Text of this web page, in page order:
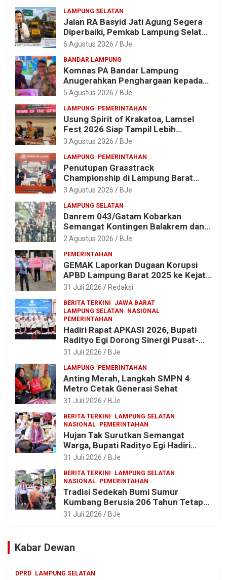
LAMPUNG SELATAN
Jalan RA Basyid Jati Agung Segera
Diperbaiki, Pemkab Lampung Selatan
Alokasikan Rp1,13 Miliar
6 Agustus 2026 BJe
BANDAR LAMPUNG
Komnas PA Bandar Lampung
Anugerahkan Penghargaan kepada
Kombes Pol. Alfret Jacob Tilukay
5 Agustus 2026 BJe
LAMPUNG PEMERINTAHAN
Usung Spirit of Krakatoa, Lamsel
Fest 2026 Siap Tampil Lebih
Spektakuler dengan Empat Event
3 Agustus 2026 BJe
LAMPUNG PEMERINTAHAN
Penutupan Grasstrack
Championship di Lampung Barat
Meriah, Dihadiri Ribuan Penonton; Ini
3 Agustus 2026 BJe
LAMPUNG SELATAN
Danrem 043/Gatam Kobarkan
Semangat Kontingen Balakrem dan
Yonif 143/TWEJ di Pembukaan
XXI/Radin Inten
2 Agustus 2026 BJe
PEMERINTAHAN
GEMAK Laporkan Dugaan Korupsi
APBD Lampung Barat 2025 ke Kejati
Lampung, Soroti Proyek Jalan
31 Juli 2026 Redaksi
BERITA TERKINI
JAWA BARAT
LAMPUNG SELATAN
NASIONAL
PEMERINTAHAN
Hadiri Rapat APKASI 2026, Bupati
Radityo Egi Dorong Sinergi Pusat-
Daerah untuk Percepat
31 Juli 2026 BJe
LAMPUNG PEMERINTAHAN
Anting Merah, Langkah SMPN 4
Metro Cetak Generasi Sehat
31 Juli 2026 BJe
BERITA TERKINI
LAMPUNG SELATAN
NASIONAL
PEMERINTAHAN
Hujan Tak Surutkan Semangat
Warga, Bupati Radityo Egi Hadiri
Tradisi Sedekah Bumi 206 Tahun di
31 Juli 2026 BJe
BERITA TERKINI
LAMPUNG SELATAN
NASIONAL
PEMERINTAHAN
Tradisi Sedekah Bumi Sumur
Kumbang Berusia 206 Tahun Tetap
Lestari, Bupati Egi Ajak Generasi
31 Juli 2026 BJe
Kabar Dewan
DPRD LAMPUNG SELATAN